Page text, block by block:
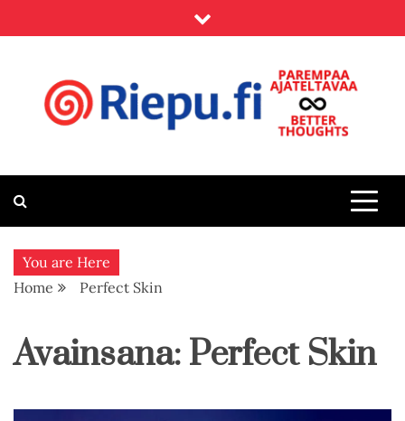
to
Riepu.fi
You are Here
Home
Perfect Skin
Avainsana: Perfect Skin